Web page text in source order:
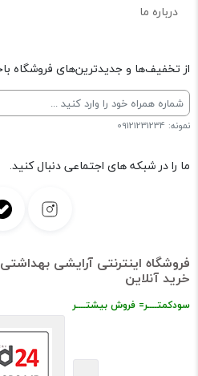
درباره ما
از تخفیف‌ها و جدیدترین‌های فروشگاه
نمونه: 09121231234
ما را در شبکه های اجتماعی دنبال کنید.
فروشگاه اینترنتی آرایشی
خرید آنلاین
سودکمتــــر= فروش بیشتــــر